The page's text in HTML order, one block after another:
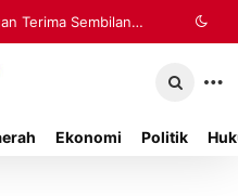
Terima Sembilan
KM Mutiara Sentosa
Ekonomi Politik